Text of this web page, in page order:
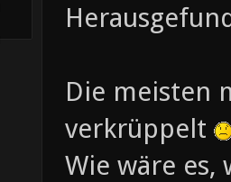
Die meisten
verkrüppelt
Wie wäre es,